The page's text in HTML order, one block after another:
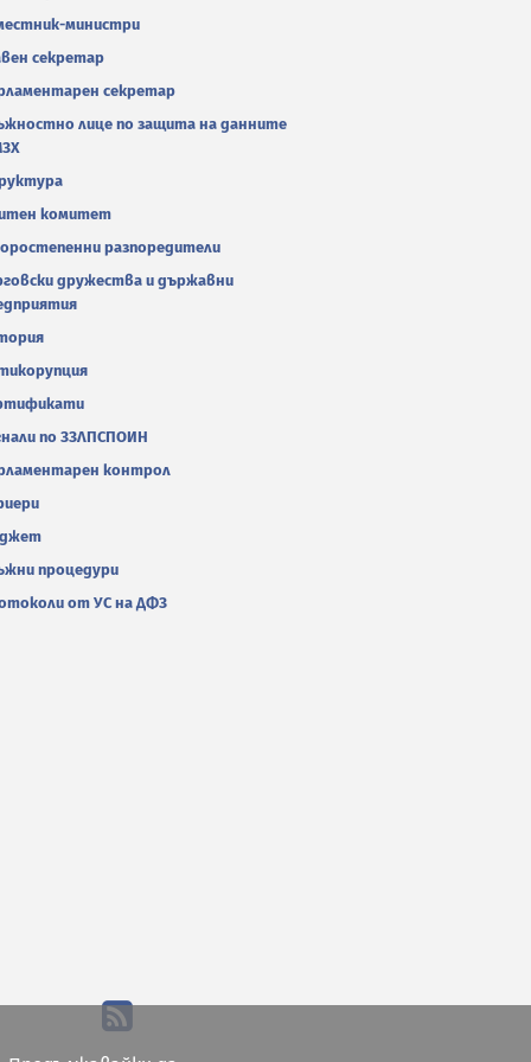
министри
секретар
секретар
лице по защита на данните
комитет
разпоредители
дружества и държавни
по ЗЗЛПСПОИН
контрол
процедури
от УС на ДФЗ